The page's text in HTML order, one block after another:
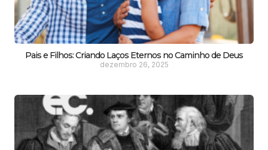
Pais e Filhos: Criando Laços Eternos no Caminho de Deus
dezembro 26, 2025